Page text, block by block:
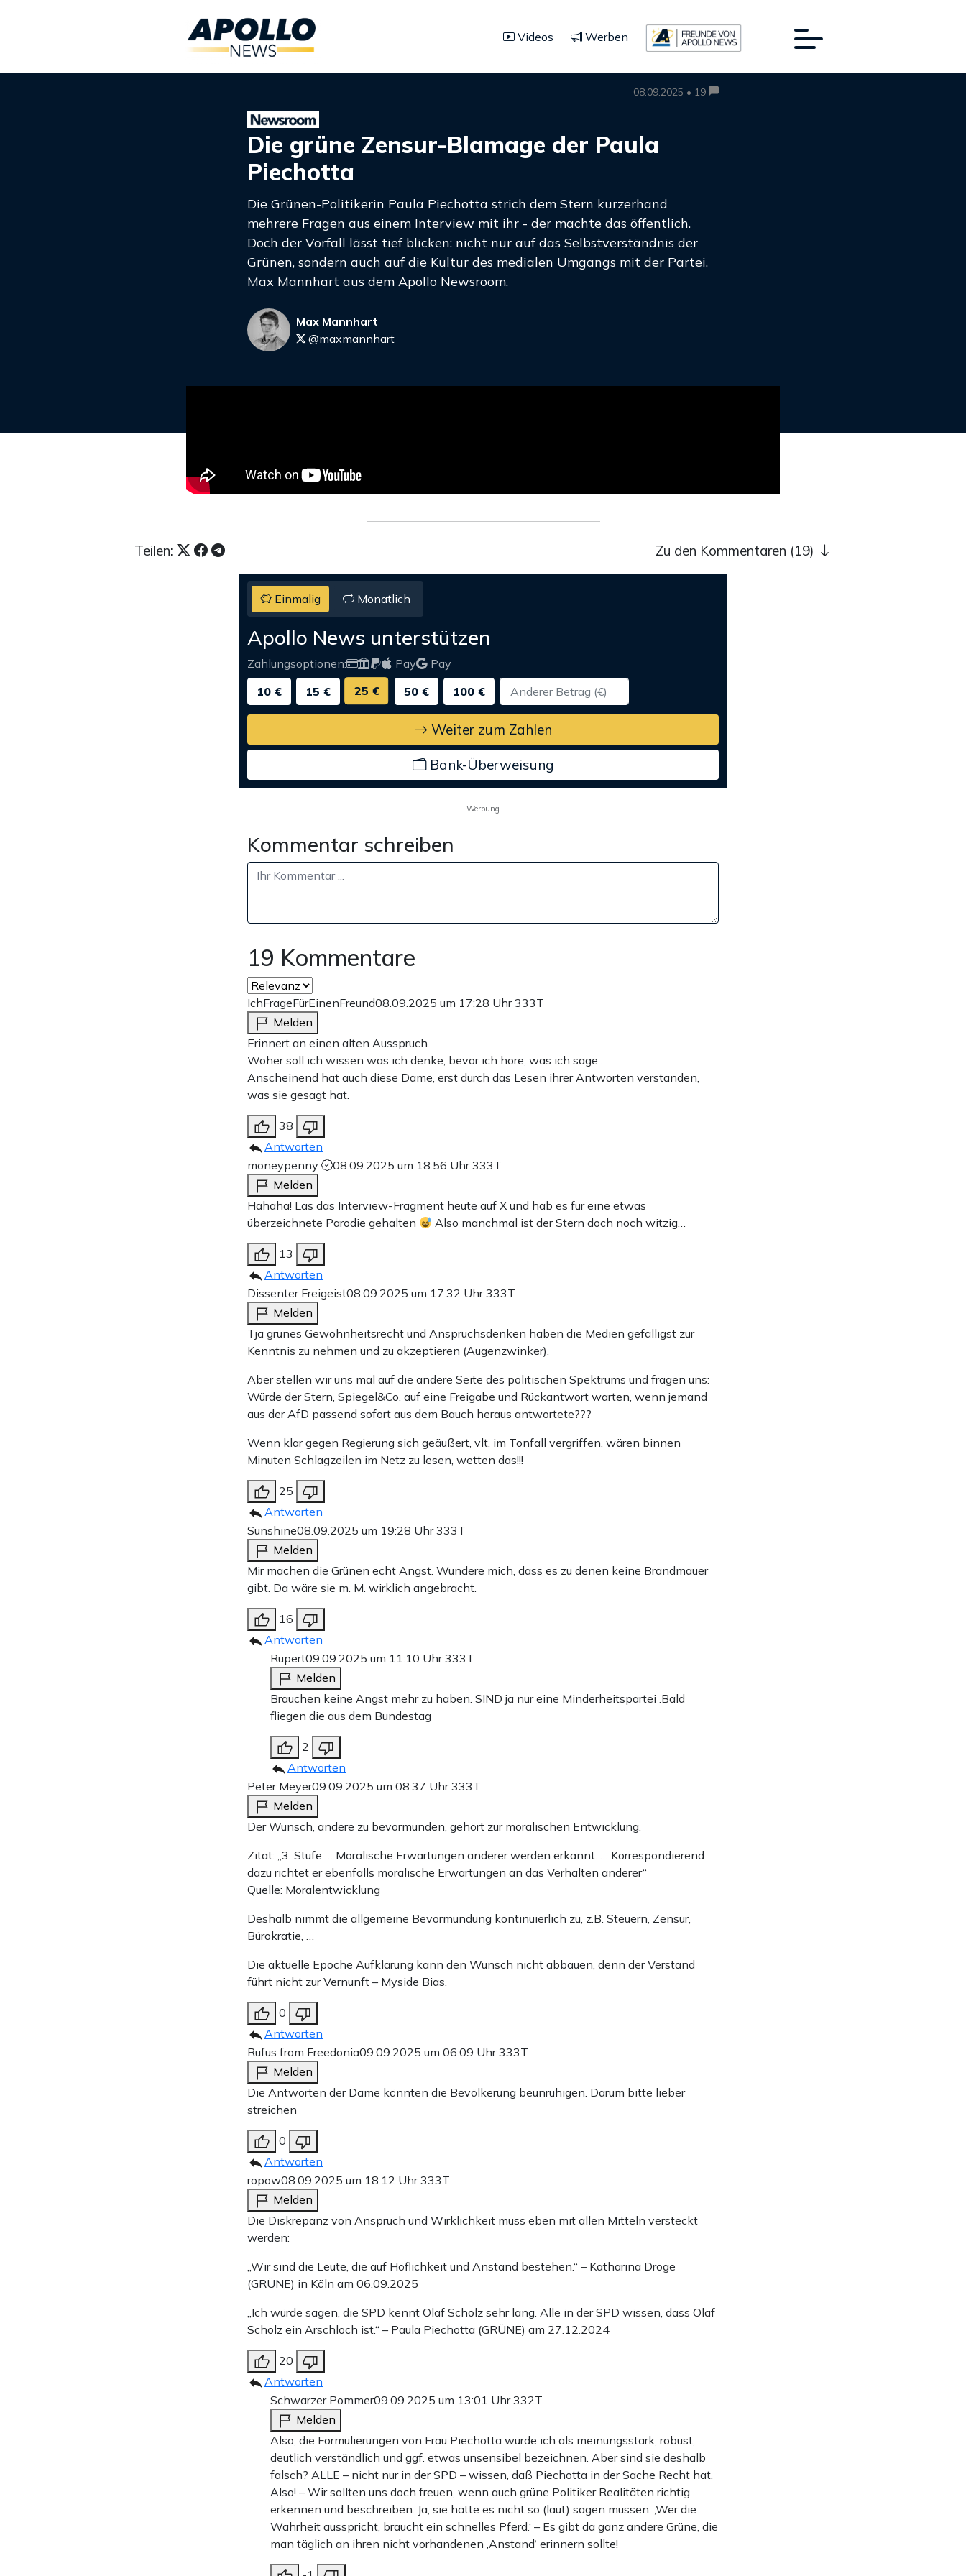
Videos Werben
08.09.2025 • 19
Die grüne Zensur-Blamage der Paula
Piechotta
Die Grünen-Politikerin Paula Piechotta strich dem Stern kurzerhand
mehrere Fragen aus einem Interview mit ihr - der machte das öffentlich.
Doch der Vorfall lässt tief blicken: nicht nur auf das Selbstverständnis der
Grünen, sondern auch auf die Kultur des medialen Umgangs mit der Partei.
Max Mannhart aus dem Apollo Newsroom.
Max Mannhart
@maxmannhart
Teilen: Zu den Kommentaren (19)
Einmalig Monatlich
Apollo News unterstützen
Zahlungsoptionen: Pay
Pay
10 €
15 € 25 € 50 € 100 €
Weiter zum Zahlen
Bank-Überweisung
Werbung
Kommentar schreiben
19 Kommentare
IchFrageFürEinenFreund08.09.2025 um 17:28 Uhr333T
Melden
Erinnert an einen alten Ausspruch.
Woher soll ich wissen was ich denke, bevor ich höre, was ich sage .
Anscheinend hat auch diese Dame, erst durch das Lesen ihrer Antworten verstanden,
was sie gesagt hat.
38
Antworten
moneypenny
08.09.2025 um 18:56 Uhr333T
Melden
Hahaha! Las das Interview-Fragment heute auf X und hab es für eine etwas
überzeichnete Parodie gehalten
Also manchmal ist der Stern doch noch witzig…
13
Antworten
Dissenter Freigeist08.09.2025 um 17:32 Uhr333T
Melden
Tja grünes Gewohnheitsrecht und Anspruchsdenken haben die Medien gefälligst zur
Kenntnis zu nehmen und zu akzeptieren (Augenzwinker).
Aber stellen wir uns mal auf die andere Seite des politischen Spektrums und fragen uns:
Würde der Stern, Spiegel&Co. auf eine Freigabe und Rückantwort warten, wenn jemand
aus der AfD passend sofort aus dem Bauch heraus antwortete???
Wenn klar gegen Regierung sich geäußert, vlt. im Tonfall vergriffen, wären binnen
Minuten Schlagzeilen im Netz zu lesen, wetten das!!!
25
Antworten
Sunshine08.09.2025 um 19:28 Uhr333T
Melden
Mir machen die Grünen echt Angst. Wundere mich, dass es zu denen keine Brandmauer
gibt. Da wäre sie m. M. wirklich angebracht.
16
Antworten
Rupert09.09.2025 um 11:10 Uhr333T
Melden
Brauchen keine Angst mehr zu haben. SIND ja nur eine Minderheitspartei .Bald
fliegen die aus dem Bundestag
2
Antworten
Peter Meyer09.09.2025 um 08:37 Uhr333T
Melden
Der Wunsch, andere zu bevormunden, gehört zur moralischen Entwicklung.
Zitat: „3. Stufe … Moralische Erwartungen anderer werden erkannt. … Korrespondierend
dazu richtet er ebenfalls moralische Erwartungen an das Verhalten anderer“
Quelle: Moralentwicklung
Deshalb nimmt die allgemeine Bevormundung kontinuierlich zu, z.B. Steuern, Zensur,
Bürokratie, …
Die aktuelle Epoche Aufklärung kann den Wunsch nicht abbauen, denn der Verstand
führt nicht zur Vernunft – Myside Bias.
0
Antworten
Rufus from Freedonia09.09.2025 um 06:09 Uhr333T
Melden
Die Antworten der Dame könnten die Bevölkerung beunruhigen. Darum bitte lieber
streichen
0
Antworten
ropow08.09.2025 um 18:12 Uhr333T
Melden
Die Diskrepanz von Anspruch und Wirklichkeit muss eben mit allen Mitteln versteckt
werden:
„Wir sind die Leute, die auf Höflichkeit und Anstand bestehen.“ – Katharina Dröge
(GRÜNE) in Köln am 06.09.2025
„Ich würde sagen, die SPD kennt Olaf Scholz sehr lang. Alle in der SPD wissen, dass Olaf
Scholz ein Arschloch ist.“ – Paula Piechotta (GRÜNE) am 27.12.2024
20
Antworten
Schwarzer Pommer09.09.2025 um 13:01 Uhr332T
Melden
Also, die Formulierungen von Frau Piechotta würde ich als meinungsstark, robust,
deutlich verständlich und ggf. etwas unsensibel bezeichnen. Aber sind sie deshalb
falsch? ALLE – nicht nur in der SPD – wissen, daß Piechotta in der Sache Recht hat.
Also! – Wir sollten uns doch freuen, wenn auch grüne Politiker Realitäten richtig
erkennen und beschreiben. Ja, sie hätte es nicht so (laut) sagen müssen. ‚Wer die
Wahrheit ausspricht, braucht ein schnelles Pferd.‘ – Es gibt da ganz andere Grüne, die
man täglich an ihren nicht vorhandenen ‚Anstand‘ erinnern sollte!